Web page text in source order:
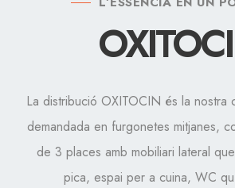
La distribució OXITOCIN és la nostra
demandada en furgonetes mitjanes,
de 3 places amb mobiliari lateral
pica, espai per a cuina, WC